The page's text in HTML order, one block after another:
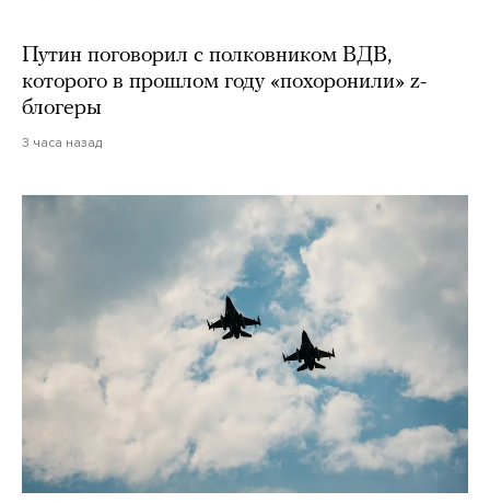
Путин поговорил с полковником ВДВ,
которого в прошлом году «похоронили» z-
блогеры
3 часа назад